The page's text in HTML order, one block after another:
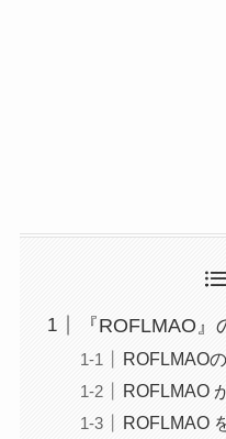
『ROFLMAO
ROFLMAO
ROFLMAO
ROFLMAO